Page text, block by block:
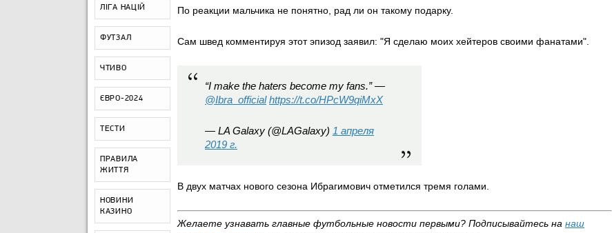
ЛІГА НАЦІЙ
ФУТЗАЛ
ЧТИВО
ЄВРО-2024
ТЕСТИ
ПРАВИЛА
ЖИТТЯ
НОВИНИ
КАЗИНО
По реакции мальчика не понятно, рад ли он такому подарку.
Сам швед комментируя этот эпизод заявил: "Я сделаю моих хейтеров своими фанатами".
“I make the haters become my fans.” —
@Ibra_official https://t.co/HPcW9qiMxX
— LA Galaxy (@LAGalaxy) 1 апреля
2019 г.
В двух матчах нового сезона Ибрагимович отметился тремя голами.
Желаете узнавать главные футбольные новости первыми? Подписывайтесь на наш